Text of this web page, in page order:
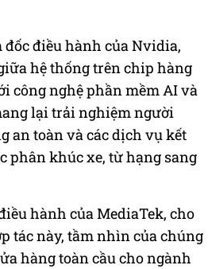
đốc điều hành của Nvidia,
hệ thống trên chip hàng
công nghệ phần mềm AI và
lại trải nghiệm người
an toàn và các dịch vụ kết
phân khúc xe, từ hạng sang
hành của MediaTek, cho
tác này, tầm nhìn của chúng
hàng toàn cầu cho ngành